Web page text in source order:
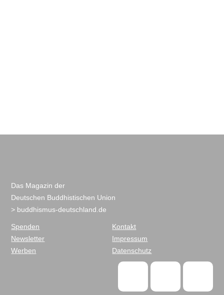
Das Magazin der
Deutschen Buddhistischen Union
> buddhismus-deutschland.de
Spenden
Newsletter
Werben
Kontakt
Impressum
Datenschutz